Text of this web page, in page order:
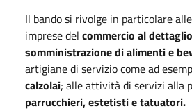
Il bando si rivolge in particolare
imprese del commercio al dettaglio
somministrazione di alimenti e
artigiane di servizio come ad
calzolai; alle attività di servizi alla
parrucchieri, estetisti e tatuatori.